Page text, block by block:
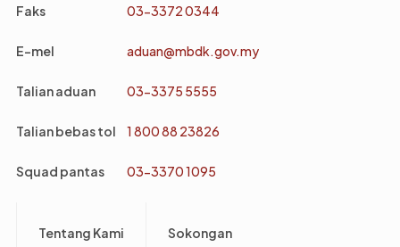
Faks 03-3372 0344
E-mel aduan@mbdk.gov.my
Talian aduan 03-3375 5555
Talian bebas tol 1 800 88 23826
Squad pantas 03-3370 1095
Tentang Kami Sokongan